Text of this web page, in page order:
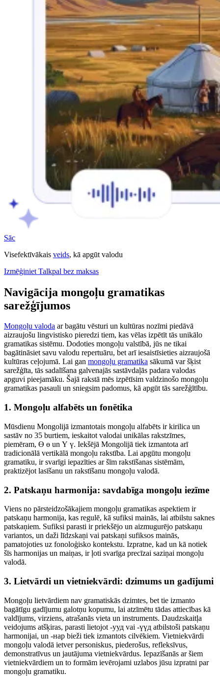
Sāc
Visefektīvākais veids, kā apgūt valodu
Izmēģiniet Talkpal bez maksas
Navigācija mongoļu gramatikas
sarežģījumos
Mongoļu valoda ar bagātu vēsturi un kultūras nozīmi piedāvā
aizraujošu lingvistisko pieredzi tiem, kas vēlas izpētīt tās unikālo
gramatikas sistēmu. Dodoties mongoļu valstībā, jūs ne tikai
bagātināsiet savu valodu repertuāru, bet arī iesaistīsieties aizraujošā
kultūras ceļojumā. Lai gan mongoļu gramatika sākumā var šķist
sarežģīta, tās sadalīšana galvenajās sastāvdaļās padara valodas
apguvi pieejamāku. Šajā rakstā mēs izpētīsim valdzinošo mongoļu
gramatikas pasauli un sniegsim padomus, kā apgūt tās sarežģītību.
1. Mongoļu alfabēts un fonētika
Mūsdienu Mongolijā izmantotais mongoļu alfabēts ir kirilica un
sastāv no 35 burtiem, ieskaitot valodai unikālas rakstzīmes,
piemēram, Ө ө un Ү ү. Iekšējā Mongolijā tiek izmantota arī
tradicionālā vertikālā mongoļu rakstība. Lai apgūtu mongoļu
gramatiku, ir svarīgi iepazīties ar šīm rakstīšanas sistēmām,
praktizējot lasīšanu un rakstīšanu mongoļu valodā.
2. Patskaņu harmonija: savdabīga mongoļu iezīme
Viens no pārsteidzošākajiem mongoļu gramatikas aspektiem ir
patskaņu harmonija, kas regulē, kā sufiksi mainās, lai atbilstu saknes
patskaņiem. Sufiksi parasti ir priekšējo un aizmugurējo patskaņu
variantos, un daži līdzskaņi vai patskaņi sufiksos mainās,
pamatojoties uz fonoloģisko kontekstu. Izpratne, kad un kā notiek
šīs harmonijas un maiņas, ir ļoti svarīga precīzai saziņai mongoļu
valodā.
3. Lietvārdi un vietniekvārdi: dzimums un gadījumi
Mongoļu lietvārdiem nav gramatiskās dzimtes, bet tie izmanto
bagātīgu gadījumu galotņu kopumu, lai atzīmētu tādas attiecības kā
valdījums, virziens, atrašanās vieta un instruments. Daudzskaitļa
veidojums atšķiras, parasti lietojot -ууд vai -үүд atbilstoši patskaņu
harmonijai, un -нар bieži tiek izmantots cilvēkiem. Vietniekvārdi
mongoļu valodā ietver personiskus, piederošus, refleksīvus,
demonstratīvus un jautājuma vietniekvārdus. Iepazīšanās ar šiem
vietniekvārdiem un to formām ievērojami uzlabos jūsu izpratni par
mongoļu gramatiku.